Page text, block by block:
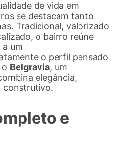
de vida em
se destacam tanto
Tradicional, valorizado
o bairro reúne
um
o perfil pensado
o Belgravia, um
elegância,
construtivo.
e